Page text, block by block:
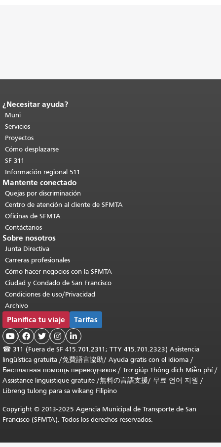
Fin del contenido de la página.
de esta página se repite en todas las
páginas.Volver al principio del
contenido principal
¿Necesitar ayuda?
Muni
Servicios
Proyectos
Cómo desplazarse
SF 311
Información regional 511
Mantente conectado
Quejas por discriminación
Centro de atención al cliente de SFMTA
Oficinas de SFMTA
Contáctanos
Sobre nosotros
Junta Directiva
Carreras profesionales
Cómo hacer negocios con la SFMTA
Ciudad y Condado de San Francisco
Condiciones de uso/Privacidad
Archivo
Planifica tu viaje Tarifas
    
☎ 311 (Fuera de SF 415.701.2311; TTY 415.701.2323) Asistencia
lingüística gratuita /免費語言協助/ Ayuda gratis con el idioma /
Бесплатная помощь переводчиков / Trợ giúp Thông dịch Miễn phí/
Assistance linguistique gratuite /無料の言語支援/ 무료 언어 지원 /
Libreng tulong para sa wikang Filipino
Copyright © 2013-2025 Agencia Municipal de Transporte de San
Francisco (SFMTA). Todos los derechos reservados.